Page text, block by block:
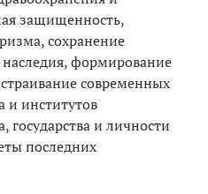
защищенность,
сохранение
формирование
современных
и институтов
государства и личности
последних